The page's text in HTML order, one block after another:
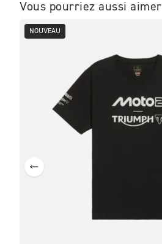
Vous pourriez aussi aimer
NOUVEAU